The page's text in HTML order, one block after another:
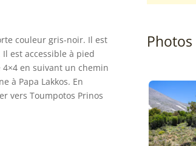
couleur gris-noir. Il est
est accessible à pied
en suivant un chemin
à Papa Lakkos. En
vers Toumpotos Prinos
Photos